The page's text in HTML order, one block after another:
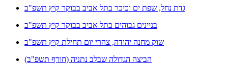
גדת נחל, שפת ים וכיכר בתל אביב בבוקר קיץ תשפ"ב
בניינים גבוהים בתל אביב בבוקר קיץ תשפ"ב
שוק מחנה יהודה, צהרי יום תחילת קיץ תשפ"ב
הביצה הגדולה שבלב נתניה (חורף תשפ"ב)